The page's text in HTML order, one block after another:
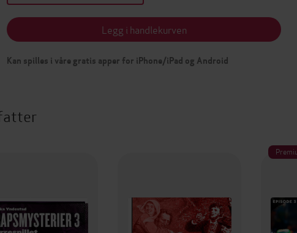
Legg i handlekurven
Kan spilles i våre gratis apper for iPhone/iPad og Android